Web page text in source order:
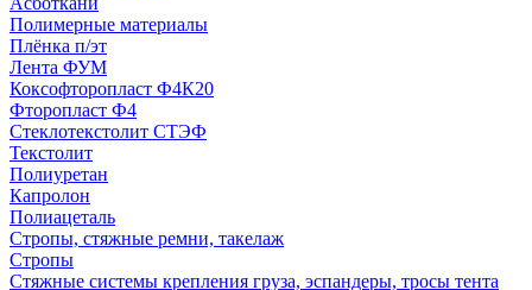
Полимерные материалы
Плёнка п/эт
Лента ФУМ
Коксофторопласт Ф4К20
Фторопласт Ф4
Стеклотекстолит СТЭФ
Текстолит
Полиуретан
Капролон
Полиацеталь
Стропы, стяжные ремни, такелаж
Стропы
Стяжные системы крепления груза, эспандеры, тросы тента